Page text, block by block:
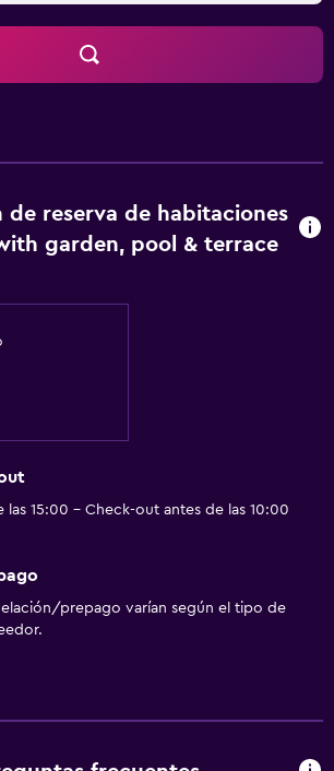
de reserva de habitaciones
garden, pool & terrace
las 15:00 - Check-out antes de las 10:00
prepago varían según el tipo de